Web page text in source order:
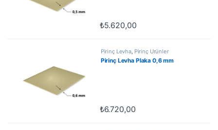
₺5.620,00
Pirinç Levha, Pirinç Ürünler
Pirinç Levha Plaka 0,6 mm
₺6.720,00